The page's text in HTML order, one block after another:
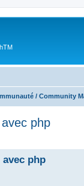
/ Community
php
php